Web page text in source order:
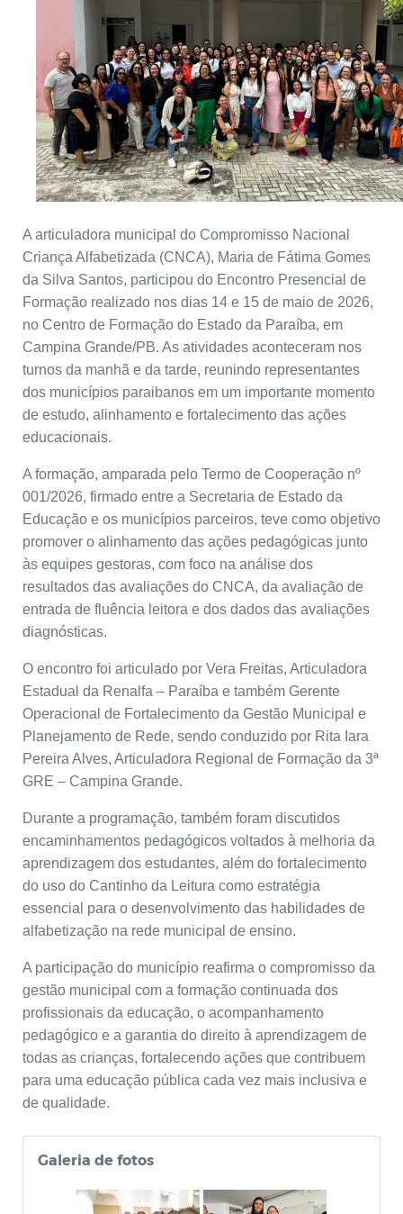
A articuladora municipal do Compromisso Nacional
Criança Alfabetizada (CNCA), Maria de Fátima Gomes
da Silva Santos, participou do Encontro Presencial de
Formação realizado nos dias 14 e 15 de maio de 2026,
no Centro de Formação do Estado da Paraíba, em
Campina Grande/PB. As atividades aconteceram nos
turnos da manhã e da tarde, reunindo representantes
dos municípios paraibanos em um importante momento
de estudo, alinhamento e fortalecimento das ações
educacionais.
A formação, amparada pelo Termo de Cooperação nº
001/2026, firmado entre a Secretaria de Estado da
Educação e os municípios parceiros, teve como objetivo
promover o alinhamento das ações pedagógicas junto
às equipes gestoras, com foco na análise dos
resultados das avaliações do CNCA, da avaliação de
entrada de fluência leitora e dos dados das avaliações
diagnósticas.
O encontro foi articulado por Vera Freitas, Articuladora
Estadual da Renalfa – Paraíba e também Gerente
Operacional de Fortalecimento da Gestão Municipal e
Planejamento de Rede, sendo conduzido por Rita Iara
Pereira Alves, Articuladora Regional de Formação da 3ª
GRE – Campina Grande.
Durante a programação, também foram discutidos
encaminhamentos pedagógicos voltados à melhoria da
aprendizagem dos estudantes, além do fortalecimento
do uso do Cantinho da Leitura como estratégia
essencial para o desenvolvimento das habilidades de
alfabetização na rede municipal de ensino.
A participação do município reafirma o compromisso da
gestão municipal com a formação continuada dos
profissionais da educação, o acompanhamento
pedagógico e a garantia do direito à aprendizagem de
todas as crianças, fortalecendo ações que contribuem
para uma educação pública cada vez mais inclusiva e
de qualidade.
Galeria de fotos